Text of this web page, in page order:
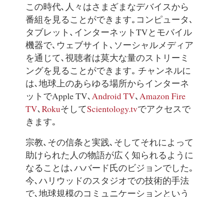
この時代､人々はさまざまなデバイスから
番組を見ることができます｡コンピュータ､
タブレット､インターネットTVとモバイル
機器で､ウェブサイト､ソーシャルメディア
を通じて､視聴者は莫大な量のストリーミ
ングを見ることができます｡ チャンネルに
は､地球上のあらゆる場所からインターネ
ットでApple TV､Android TV､Amazon Fire
TV､RokuそしてScientology.tvでアクセスで
きます｡
宗教､その信条と実践､そしてそれによって
助けられた人の物語が広く知られるように
なることは､ハバード氏のビジョンでした｡
今､ハリウッドのスタジオでの技術的手法
で､地球規模のコミュニケーションという